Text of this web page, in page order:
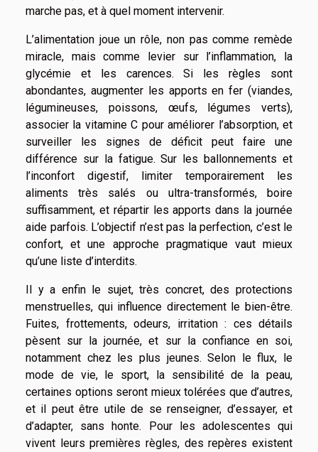
marche pas, et à quel moment intervenir.
L’alimentation joue un rôle, non pas comme remède
miracle, mais comme levier sur l’inflammation, la
glycémie et les carences. Si les règles sont
abondantes, augmenter les apports en fer (viandes,
légumineuses, poissons, œufs, légumes verts),
associer la vitamine C pour améliorer l’absorption, et
surveiller les signes de déficit peut faire une
différence sur la fatigue. Sur les ballonnements et
l’inconfort digestif, limiter temporairement les
aliments très salés ou ultra-transformés, boire
suffisamment, et répartir les apports dans la journée
aide parfois. L’objectif n’est pas la perfection, c’est le
confort, et une approche pragmatique vaut mieux
qu’une liste d’interdits.
Il y a enfin le sujet, très concret, des protections
menstruelles, qui influence directement le bien-être.
Fuites, frottements, odeurs, irritation : ces détails
pèsent sur la journée, et sur la confiance en soi,
notamment chez les plus jeunes. Selon le flux, le
mode de vie, le sport, la sensibilité de la peau,
certaines options seront mieux tolérées que d’autres,
et il peut être utile de se renseigner, d’essayer, et
d’adapter, sans honte. Pour les adolescentes qui
vivent leurs premières règles, des repères existent